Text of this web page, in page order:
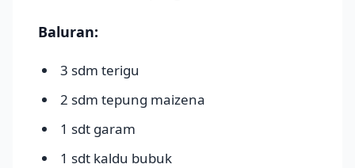
Baluran:
3 sdm terigu
2 sdm tepung maizena
1 sdt garam
1 sdt kaldu bubuk